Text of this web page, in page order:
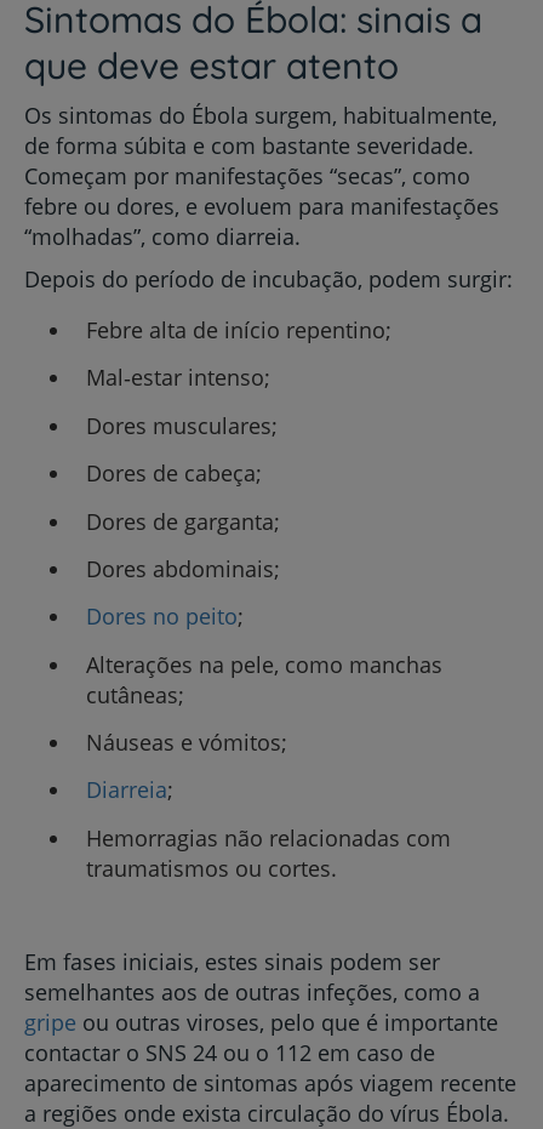
Sintomas do Ébola: sinais a
que deve estar atento
Os sintomas do Ébola surgem, habitualmente,
de forma súbita e com bastante severidade.
Começam por manifestações “secas”, como
febre ou dores, e evoluem para manifestações
“molhadas”, como diarreia.
Depois do período de incubação, podem surgir:
Febre alta de início repentino;
Mal‑estar intenso;
Dores musculares;
Dores de cabeça;
Dores de garganta;
Dores abdominais;
Dores no peito;
Alterações na pele, como manchas
cutâneas;
Náuseas e vómitos;
Diarreia;
Hemorragias não relacionadas com
traumatismos ou cortes.
Em fases iniciais, estes sinais podem ser
semelhantes aos de outras infeções, como a
gripe ou outras viroses, pelo que é importante
contactar o SNS 24 ou o 112 em caso de
aparecimento de sintomas após viagem recente
a regiões onde exista circulação do vírus Ébola.